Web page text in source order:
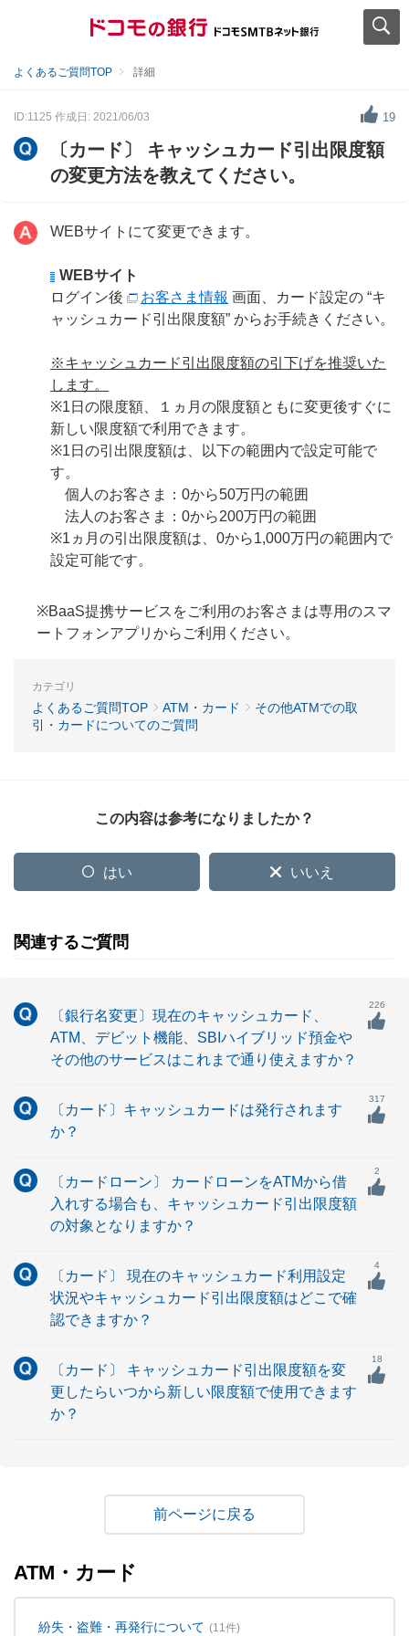
よくあるご質問TOP 詳細
ID:1125 作成日: 2021/06/03 19
〔カード〕 キャッシュカード引出限度額
の変更方法を教えてください。
WEBサイトにて変更できます。
WEBサイト
ログイン後
お客さま情報 画面、カード設定の “キ
ャッシュカード引出限度額” からお手続きください。
※キャッシュカード引出限度額の引下げを推奨いた
します。
※1日の限度額、１ヵ月の限度額ともに変更後すぐに
新しい限度額で利用できます。
※1日の引出限度額は、以下の範囲内で設定可能で
す。
個人のお客さま：0から50万円の範囲
法人のお客さま：0から200万円の範囲
※1ヵ月の引出限度額は、0から1,000万円の範囲内で
設定可能です。
※BaaS提携サービスをご利用のお客さまは専用のスマ
ートフォンアプリからご利用ください。
カテゴリ
よくあるご質問TOP ATM・カード
その他ATMでの取
引・カードについてのご質問
この内容は参考になりましたか？
はい いいえ
関連するご質問
〔銀行名変更〕現在のキャッシュカード、
ATM、デビット機能、SBIハイブリッド預金や
その他のサービスはこれまで通り使えますか？
226
〔カード〕キャッシュカードは発行されます
か？
317
〔カードローン〕 カードローンをATMから借
入れする場合も、キャッシュカード引出限度額
の対象となりますか？
2
〔カード〕 現在のキャッシュカード利用設定
状況やキャッシュカード引出限度額はどこで確
認できますか？
4
〔カード〕 キャッシュカード引出限度額を変
更したらいつから新しい限度額で使用できます
か？
18
戻る
ATM・カード
紛失・盗難・再発行について (11件)